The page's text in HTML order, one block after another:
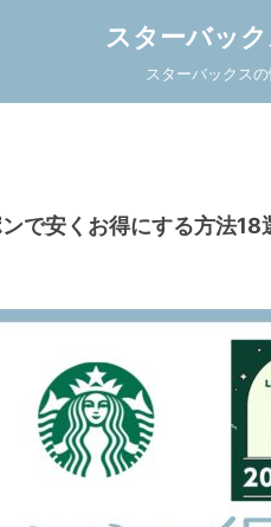
スターバッ
スターバックス
で安くお得にする方法